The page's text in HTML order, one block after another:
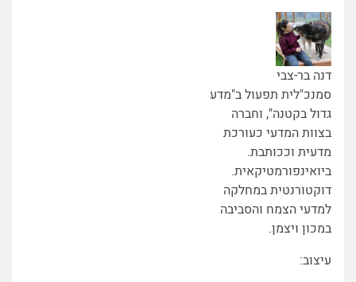
דנה בר-צבי
סמנכ"לית תפעול ב"מדע
גדול בקטנה", וחברה
בצוות המדעי כעורכת
מדעית וככותבת.
ביואינפורמטיקאית.
דוקטורנטית במחלקה
למדעי הצמח והסביבה
במכון ויצמן.
עיצוב: